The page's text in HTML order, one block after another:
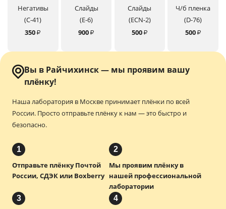
Негативы
(C-41)
350₽
Слайды
(E-6)
900₽
Слайды
(ECN-2)
500₽
Ч/б пленка
(D-76)
500₽
Вы в Райчихинск — мы проявим вашу
плёнку!
Наша лаборатория в Москве принимает плёнки по всей
России. Просто отправьте плёнку к нам — это быстро и
безопасно.
1
Отправьте плёнку Почтой
России, СДЭК или Boxberry
2
Мы проявим плёнку в
нашей профессиональной
лаборатории
3 4